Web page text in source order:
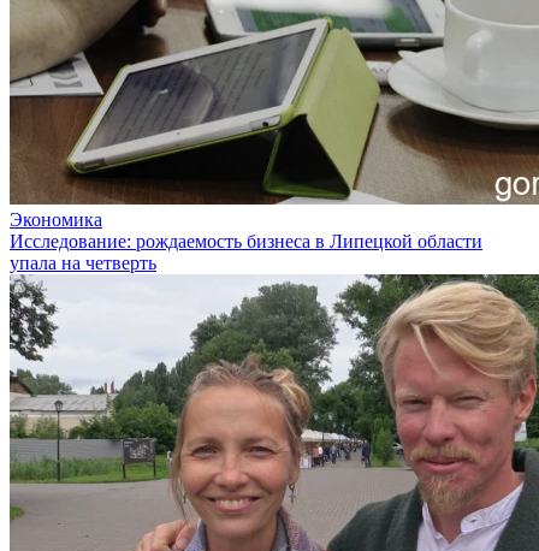
Экономика
Исследование: рождаемость бизнеса в Липецкой области
упала на четверть